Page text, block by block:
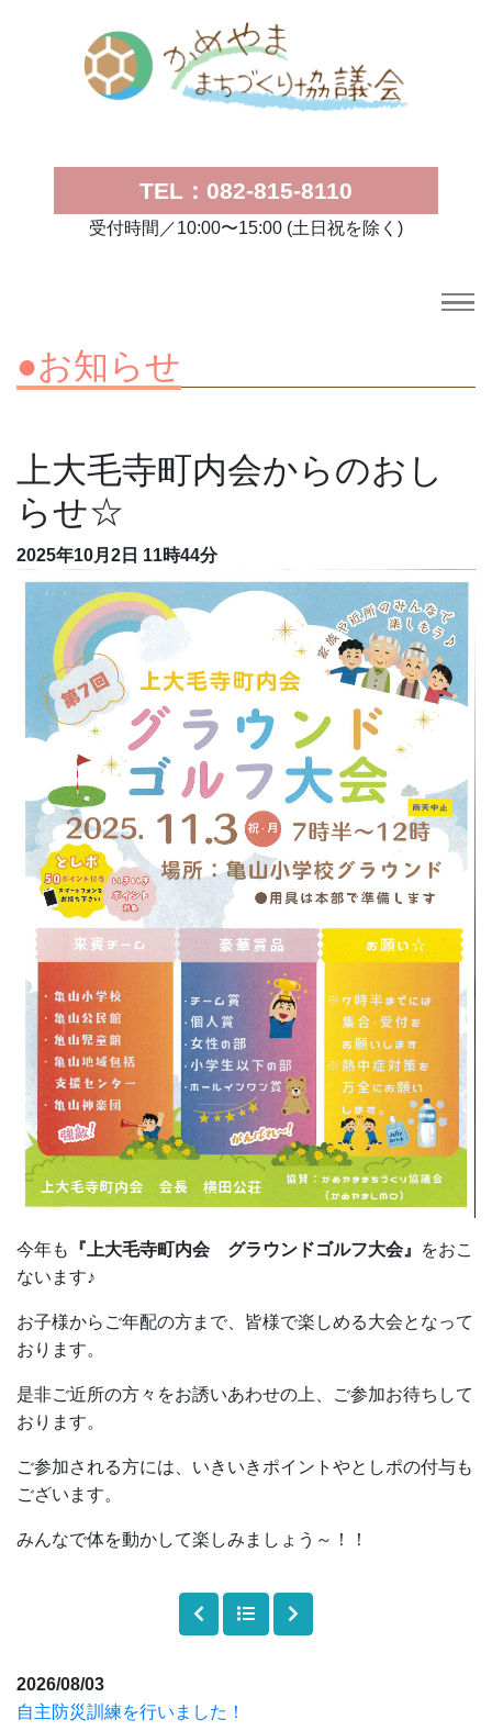
TEL：082-815-8110
受付時間／10:00〜15:00 (土日祝を除く)
●お知らせ
上大毛寺町内会からのおし
らせ☆
2025年10月2日 11時44分
今年も 『上大毛寺町内会 グラウンドゴルフ大会』
をおこ
ないます♪
お子様からご年配の方まで、皆様で楽しめる大会となって
おります。
是非ご近所の方々をお誘いあわせの上、ご参加お待ちして
おります。
ご参加される方には、いきいきポイントやとしポの付与も
ございます。
みんなで体を動かして楽しみましょう～！！
2026/08/03
自主防災訓練を行いました！